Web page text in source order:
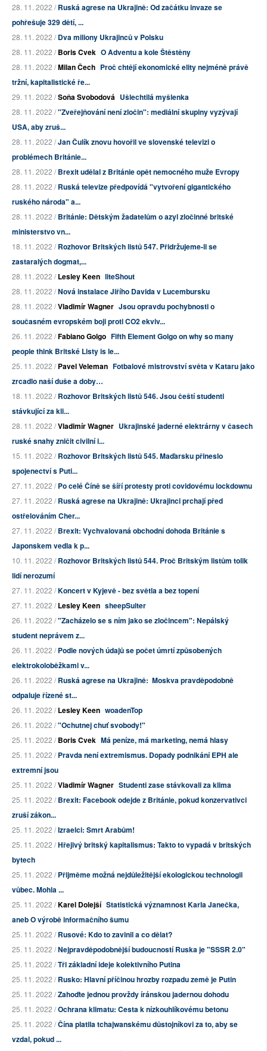
28. 11. 2022 /Ruská agrese na Ukrajině: Od začátku invaze se
pohřešuje 329 dětí, ...
28. 11. 2022 /Dva miliony Ukrajinců v Polsku
28. 11. 2022 /Boris Cvek O Adventu a kole Štěstěny
28. 11. 2022 /Milan Čech Proč chtějí ekonomické elity nejméně právě
tržní, kapitalistické ře...
29. 11. 2022 /Soňa Svobodová Ušlechtilá myšlenka
28. 11. 2022 /"Zveřejňování není zločin": mediální skupiny vyzývají
USA, aby zruš...
28. 11. 2022 /Jan Čulík znovu hovořil ve slovenské televizi o
problémech Británie...
28. 11. 2022 /Brexit udělal z Británie opět nemocného muže Evropy
28. 11. 2022 /Ruská televize předpovídá "vytvoření gigantického
ruského národa" a...
28. 11. 2022 /Británie: Dětským žadatelům o azyl zločinné britské
ministerstvo vn...
18. 11. 2022 /Rozhovor Britských listů 547. Přidržujeme-li se
zastaralých dogmat,...
28. 11. 2022 /Lesley Keen liteShout
28. 11. 2022 /Nová instalace Jiřího Davida v Lucembursku
28. 11. 2022 /Vladimír Wagner Jsou opravdu pochybnosti o
současném evropském boji proti CO2 ekviv...
26. 11. 2022 /Fabiano Golgo Fifth Element Golgo on why so many
people think Britské Listy is le...
25. 11. 2022 /Pavel Veleman Fotbalové mistrovství světa v Kataru jako
zrcadlo naší duše a doby…
18. 11. 2022 /Rozhovor Britských listů 546. Jsou čeští studenti
stávkující za kli...
28. 11. 2022 /Vladimír Wagner Ukrajinské jaderné elektrárny v časech
ruské snahy zničit civilní i...
15. 11. 2022 /Rozhovor Britských listů 545. Maďarsku přineslo
spojenectví s Puti...
27. 11. 2022 /Po celé Číně se šíří protesty proti covidovému lockdownu
27. 11. 2022 /Ruská agrese na Ukrajině: Ukrajinci prchají před
ostřelováním Cher...
27. 11. 2022 /Brexit: Vychvalovaná obchodní dohoda Británie s
Japonskem vedla k p...
10. 11. 2022 /Rozhovor Britských listů 544. Proč Britským listům tolik
lidí nerozumí
27. 11. 2022 /Koncert v Kyjevě - bez světla a bez topení
27. 11. 2022 /Lesley Keen sheepSuiter
26. 11. 2022 /"Zacházelo se s ním jako se zločincem": Nepálský
student neprávem z...
26. 11. 2022 /Podle nových údajů se počet úmrtí způsobených
elektrokoloběžkami v...
26. 11. 2022 /Ruská agrese na Ukrajině: Moskva pravděpodobně
odpaluje řízené st...
26. 11. 2022 /Lesley Keen woadenTop
26. 11. 2022 /"Ochutnej chuť svobody!"
25. 11. 2022 /Boris Cvek Má peníze, má marketing, nemá hlasy
25. 11. 2022 /Pravda není extremismus. Dopady podnikání EPH ale
extremní jsou
25. 11. 2022 /Vladimír Wagner Studenti zase stávkovali za klima
25. 11. 2022 /Brexit: Facebook odejde z Británie, pokud konzervativci
zruší zákon...
25. 11. 2022 /Izraelci: Smrt Arabům!
25. 11. 2022 /Hřejivý britský kapitalismus: Takto to vypadá v britských
bytech
25. 11. 2022 /Přijměme možná nejdůležitější ekologickou technologii
vůbec. Mohla ...
25. 11. 2022 /Karel Dolejší Statistická významnost Karla Janečka,
aneb O výrobě informačního šumu
25. 11. 2022 /Rusové: Kdo to zavinil a co dělat?
25. 11. 2022 /Nejpravděpodobnější budoucností Ruska je "SSSR 2.0"
25. 11. 2022 /Tři základní ideje kolektivního Putina
25. 11. 2022 /Rusko: Hlavní příčinou hrozby rozpadu země je Putin
25. 11. 2022 /Zahoďte jednou provždy íránskou jadernou dohodu
25. 11. 2022 /Ochrana klimatu: Cesta k nízkouhlíkovému betonu
25. 11. 2022 /Čína platila tchajwanskému důstojníkovi za to, aby se
vzdal, pokud ...